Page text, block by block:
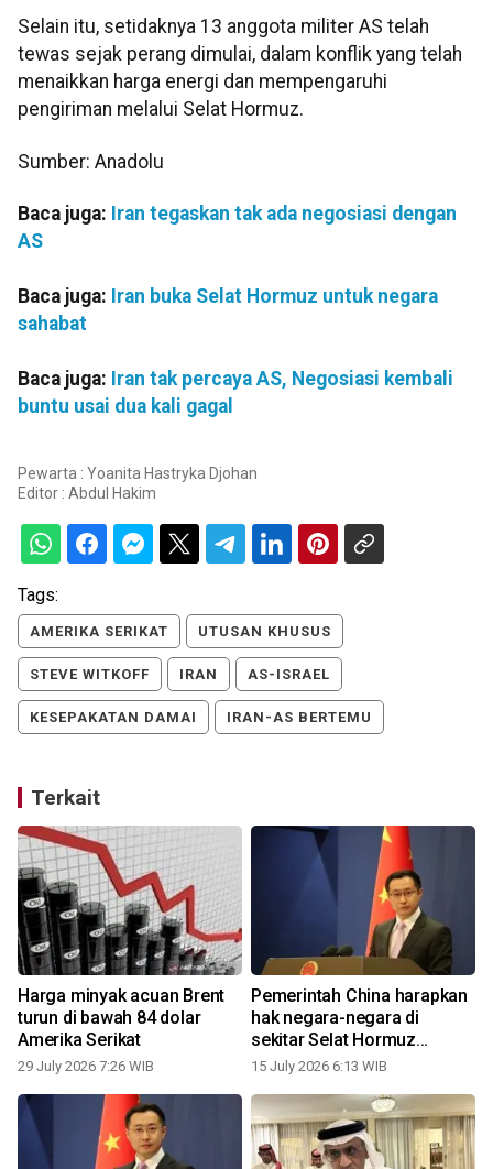
Selain itu, setidaknya 13 anggota militer AS telah
tewas sejak perang dimulai, dalam konflik yang telah
menaikkan harga energi dan mempengaruhi
pengiriman melalui Selat Hormuz.
Sumber: Anadolu
Baca juga: Iran tegaskan tak ada negosiasi dengan
AS
Baca juga: Iran buka Selat Hormuz untuk negara
sahabat
Baca juga: Iran tak percaya AS, Negosiasi kembali
buntu usai dua kali gagal
Pewarta : Yoanita Hastryka Djohan
Editor : Abdul Hakim
Tags:
AMERIKA SERIKAT UTUSAN KHUSUS
STEVE WITKOFF IRAN AS-ISRAEL
KESEPAKATAN DAMAI IRAN-AS BERTEMU
Terkait
Harga minyak acuan Brent
turun di bawah 84 dolar
Amerika Serikat
29 July 2026 7:26 WIB
Pemerintah China harapkan
hak negara-negara di
sekitar Selat Hormuz
dihormati
15 July 2026 6:13 WIB